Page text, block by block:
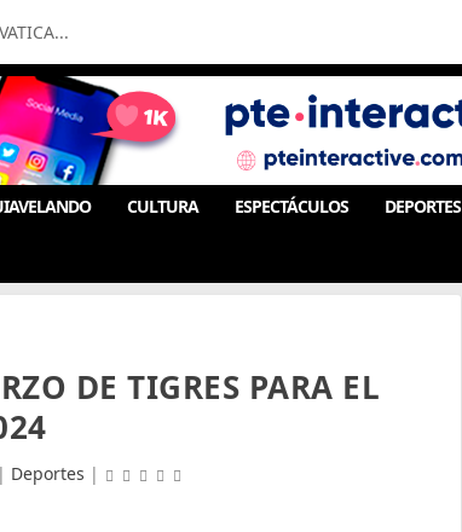
CULTURA ESPECTÁCULOS DEPORTES
DE TIGRES PARA EL
Deportes |